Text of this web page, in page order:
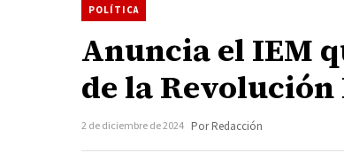
POLÍTICA
Anuncia el IEM
de la
2 de diciembre de 2024 Por Redacción